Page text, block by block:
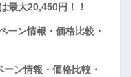
最大20,450円！！
ン情報・価格比較・
ン情報・価格比較・